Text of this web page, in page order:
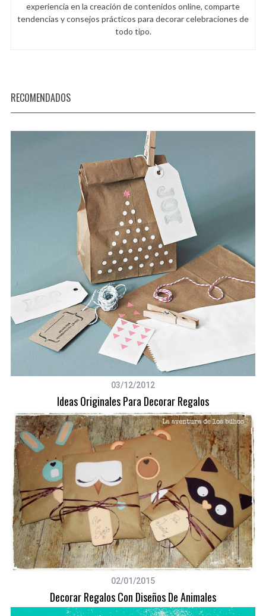
experiencia en la creación de contenidos online, comparte
tendencias y consejos prácticos para decorar celebraciones de
todo tipo.
RECOMENDADOS
03/12/2012
Ideas Originales Para Decorar Regalos
02/01/2015
Decorar Regalos Con Diseños De Animales